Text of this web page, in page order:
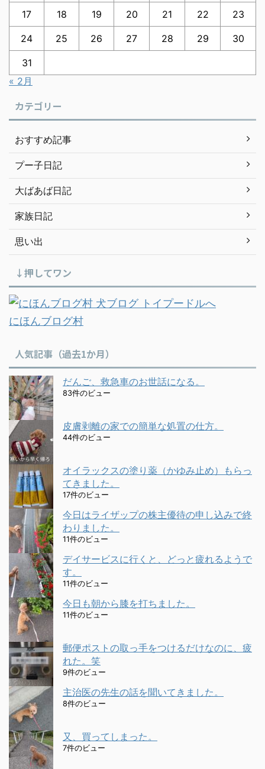
17 18 19 20 21 22 23
24 25 26 27 28 29 30
31
« 2月
カテゴリー
おすすめ記事
プー子日記
大ばあば日記
家族日記
思い出
↓押してワン
にほんブログ村
人気記事（過去1か月）
だんご、救急車のお世話になる。
83件のビュー
皮膚剥離の家での簡単な処置の仕方。
44件のビュー
オイラックスの塗り薬（かゆみ止め）もらっ
てきました。
17件のビュー
今日はライザップの株主優待の申し込みで終
わりました。
11件のビュー
デイサービスに行くと、どっと疲れるようで
す。
11件のビュー
今日も朝から膝を打ちました。
11件のビュー
郵便ポストの取っ手をつけるだけなのに、疲
れた。笑
9件のビュー
主治医の先生の話を聞いてきました。
8件のビュー
又、買ってしまった。
7件のビュー